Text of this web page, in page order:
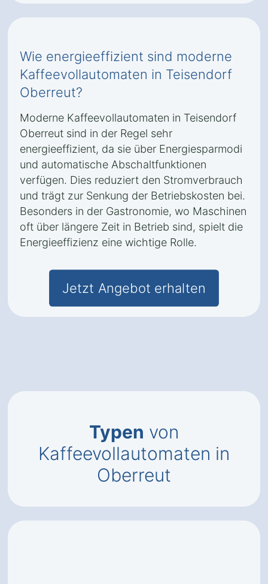
Wie energieeffizient sind moderne
Kaffeevollautomaten in Teisendorf
Oberreut?
Moderne Kaffeevollautomaten in Teisendorf
Oberreut sind in der Regel sehr
energieeffizient, da sie über Energiesparmodi
und automatische Abschaltfunktionen
verfügen. Dies reduziert den Stromverbrauch
und trägt zur Senkung der Betriebskosten bei.
Besonders in der Gastronomie, wo Maschinen
oft über längere Zeit in Betrieb sind, spielt die
Energieeffizienz eine wichtige Rolle.
Jetzt Angebot erhalten
Typen von
Kaffeevollautomaten in
Oberreut